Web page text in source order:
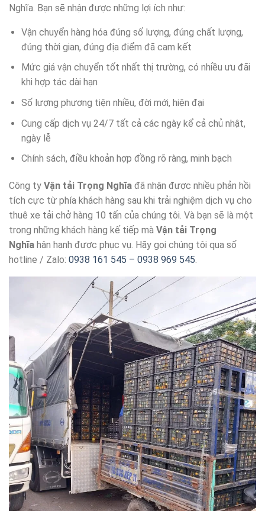
Nghĩa. Bạn sẽ nhận được những lợi ích như:
Vận chuyển hàng hóa đúng số lượng, đúng chất lượng,
đúng thời gian, đúng địa điểm đã cam kết
Mức giá vận chuyển tốt nhất thị trường, có nhiều ưu đãi
khi hợp tác dài hạn
Số lượng phương tiện nhiều, đời mới, hiện đại
Cung cấp dịch vụ 24/7 tất cả các ngày kể cả chủ nhật,
ngày lễ
Chính sách, điều khoản hợp đồng rõ ràng, minh bạch
Công ty Vận tải Trọng Nghĩa đã nhận được nhiều phản hồi
tích cực từ phía khách hàng sau khi trải nghiệm dịch vụ cho
thuê xe tải chở hàng 10 tấn của chúng tôi. Và bạn sẽ là một
trong những khách hàng kế tiếp mà Vận tải Trọng
Nghĩa hân hạnh được phục vụ. Hãy gọi chúng tôi qua số
hotline / Zalo: 0938 161 545 – 0938 969 545.